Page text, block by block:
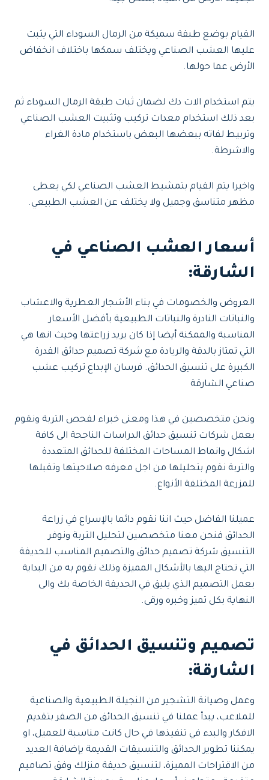
القيام بوضع طبقة سميكة من الرمال السوداء التي يثبت
عليها العشب الصناعي ويختلف سمكها باختلاف انخفاض
الأرض عما حولها.
يتم استخدام الات دك لضمان ثبات طبقة الرمال السوداء ثم
بعد ذلك استخدام معدات تركيب وتثبيت العشب الصناعي
وتربيط لفاته ببعضها البعض باستخدام مادة الغراء
والاشرطة.
واخيرا يتم القيام بتمشيط العشب الصناعي لكي يعطى
مظهر متناسق وجميل ولا يختلف عن العشب الطبيعي.
أسعار العشب الصناعي في
الشارقة:
العروض والخصومات في بناء الأشجار العطرية والاعشاب
والنباتات النادرة والنباتات الطبيعية بأفضل الأسعار
المناسبة والممكنة أيضا إذا كان يريد زراعتها وحيث انها هي
التي تمتاز بالدقة والريادة مع شركة تصميم حدائق القدرة
الكبيرة على تنسيق الحدائق. فرسان الإبداع تركيب عشب
صناعي الشارقة
ونحن متخصصين في هذا ومعنى خبراء لفحص التربة ونقوم
بعمل شركات تنسيق حدائق الدراسات الناجحة الى كافة
اشكال وانماط المساحات المختلفة للحدائق المتعددة
والتربة نقوم بتحليلها من اجل معرفه صلاحيتها وتقبلها
للمزرعة المختلفة الأنواع.
عميلنا الفاضل حيث اننا نقوم دائما بالإسراع في زراعة
الحدائق فنحن معنا متخصصين لتحليل التربة ونوفر
التنسيق شركة تصميم حدائق والتصميم المناسب للحديقة
التي تحتاج اليها بالأشكال المميزة وذلك نقوم به من البداية
بعمل التصميم الذي يليق في الحديقة الخاصة بك والى
النهاية بكل تميز وخبره ورقى.
تصميم وتنسيق الحدائق في
الشارقة:
وعمل وصيانة التشجير من النجيلة الطبيعية والصناعية
للملاعب، يبدأ عملنا في تنسيق الحدائق من الصفر بتقديم
الافكار والبدء في تنفيذها في حال كانت مناسبة للعميل، او
يمكننا تطوير الحدائق والتنسيقات القديمة بإضافة العديد
من الاقتراحات المميزة، لتنسيق حديقة منزلك وفق تصاميم